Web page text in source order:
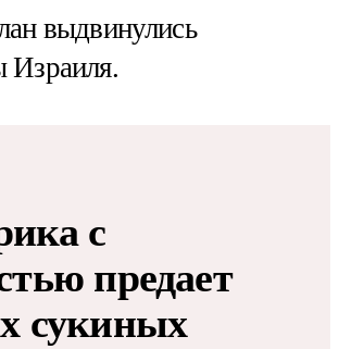
выдвинулись
Израиля.
с
предает
сукиных